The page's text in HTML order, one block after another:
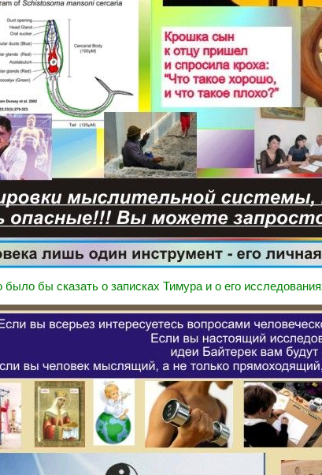
было бы сказать о записках Тимура и о его